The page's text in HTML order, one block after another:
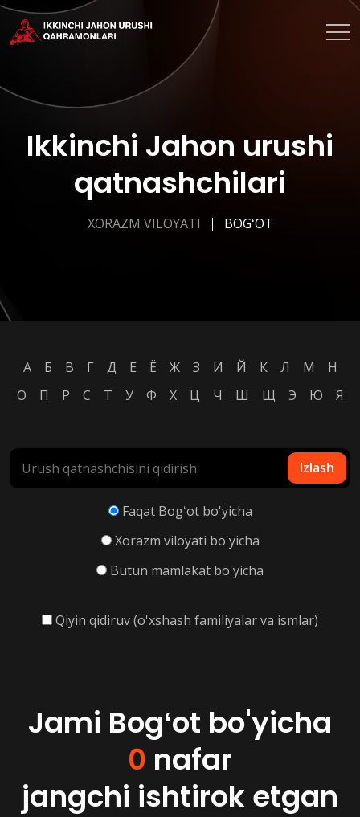
Ikkinchi Jahon urushi
qatnashchilari
XORAZM VILOYATI BOGʻOT
А Б В Г Д Е Ё Ж З И Й К Л М
Н
О
П Р С Т У Ф Х Ц Ч Ш Щ Э Ю Я
Faqat Bogʻot bo'yicha
Xorazm viloyati bo'yicha
Butun mamlakat bo'yicha
Qiyin qidiruv (o'xshash familiyalar va ismlar)
Izlash
Jami Bogʻot bo'yicha
0 nafar
jangchi ishtirok etgan